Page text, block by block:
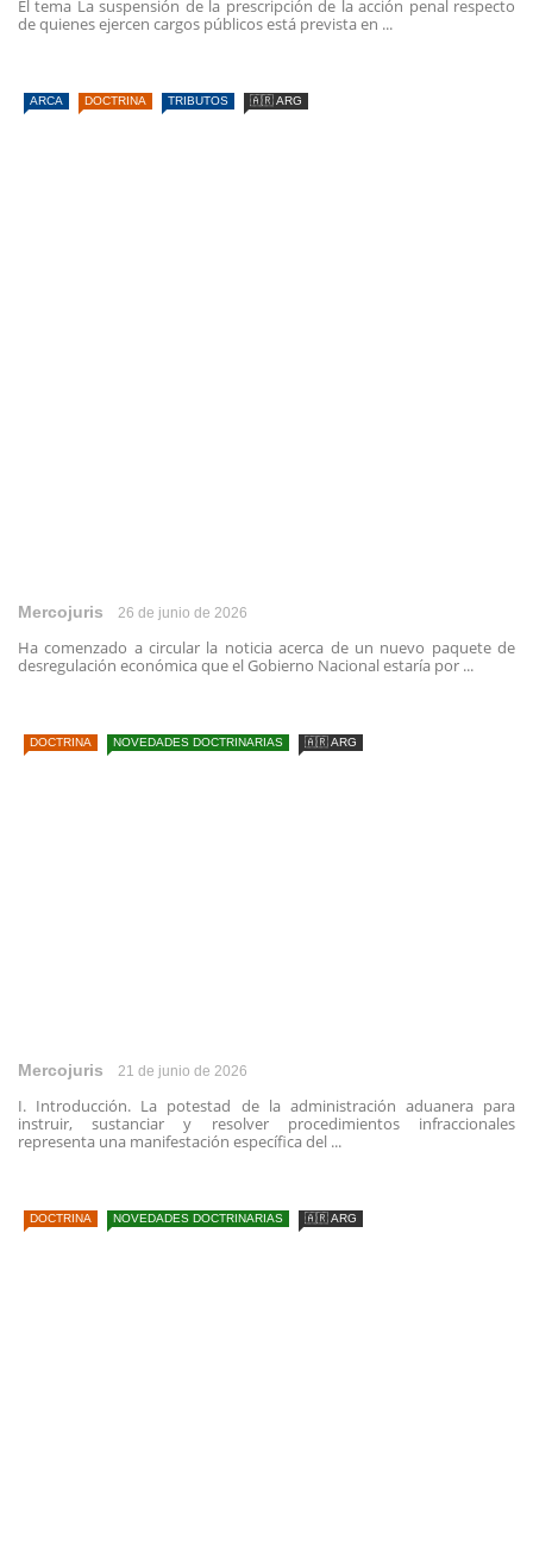
El tema La suspensión de la prescripción de la acción penal respecto
de quienes ejercen cargos públicos está prevista en ...
ARCA DOCTRINA TRIBUTOS 🇦🇷 ARG
Mercojuris 26 de junio de 2026
Ha comenzado a circular la noticia acerca de un nuevo paquete de
desregulación económica que el Gobierno Nacional estaría por ...
DOCTRINA NOVEDADES DOCTRINARIAS 🇦🇷 ARG
Mercojuris 21 de junio de 2026
I. Introducción. La potestad de la administración aduanera para
instruir, sustanciar y resolver procedimientos infraccionales
representa una manifestación específica del ...
DOCTRINA NOVEDADES DOCTRINARIAS 🇦🇷 ARG